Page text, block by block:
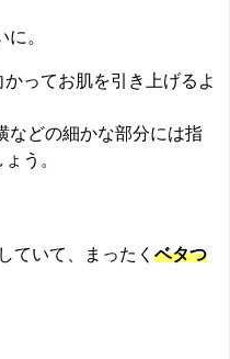
。
ってお肌を引き上げるよ
などの細かな部分には指
う。
ていて、まったく ベタつ